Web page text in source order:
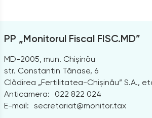
PP „Monitorul Fiscal FISC.MD”
MD-2005, mun. Chișinău
str. Constantin Tănase, 6
Clădirea „Fertilitatea-Chișinău” S.A.,
Anticamera:
022 822 024
E-mail: secretariat@monitor.tax